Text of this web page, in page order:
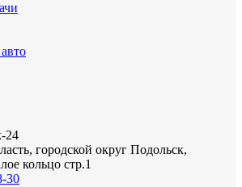
24
городской округ Подольск,
кольцо стр.1
30